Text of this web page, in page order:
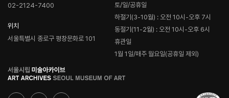
02-2124-7400
위치
서울특별시 종로구 평창문화로 101
토/일/공휴일
하절기(3-10월) : 오전 10시-오후 7시
동절기(11-2월) : 오전 10시-오후 6시
휴관일
1월 1일/매주 월요일(공휴일 제외)
로
고